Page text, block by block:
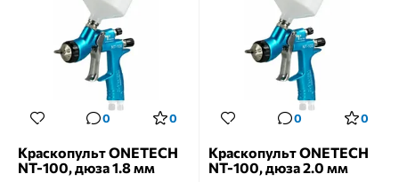
0 0
Краскопульт ONETECH
NT-100, дюза 1.8 мм
0 0
Краскопульт ONETECH
NT-100, дюза 2.0 мм